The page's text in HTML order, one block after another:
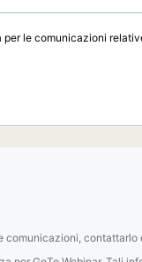
le comunicazioni
comunicazioni, contattarlo